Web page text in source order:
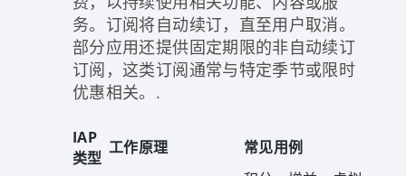
务。订阅将自动续订，直至用户取消。
部分应用还提供固定期限的非自动续订
订阅，这类订阅通常与特定季节或限时
优惠相关。.
IAP
类型
工作原理 常见用例